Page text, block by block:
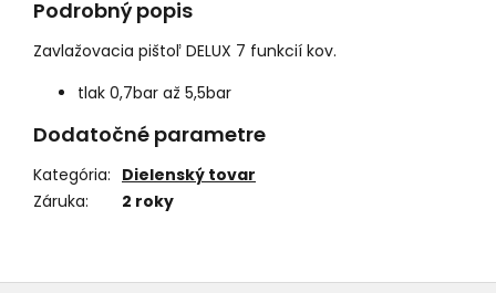
Podrobný popis
Zavlažovacia pištoľ DELUX 7 funkcií kov.
tlak 0,7bar až 5,5bar
Dodatočné parametre
Kategória: Dielenský tovar
Záruka: 2 roky